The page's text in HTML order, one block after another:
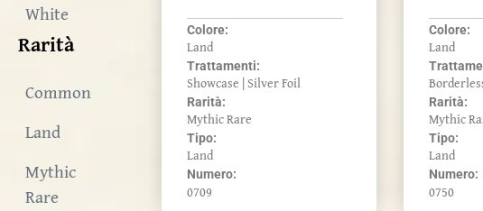
White
Rarità
Common
Land
Mythic
Rare
Colore:
Land
Trattamenti:
Showcase | Silver Foil
Rarità:
Mythic Rare
Tipo:
Land
Numero:
0709
Colore:
Land
Rarità:
Mythic
Tipo:
Land
Numero:
0750